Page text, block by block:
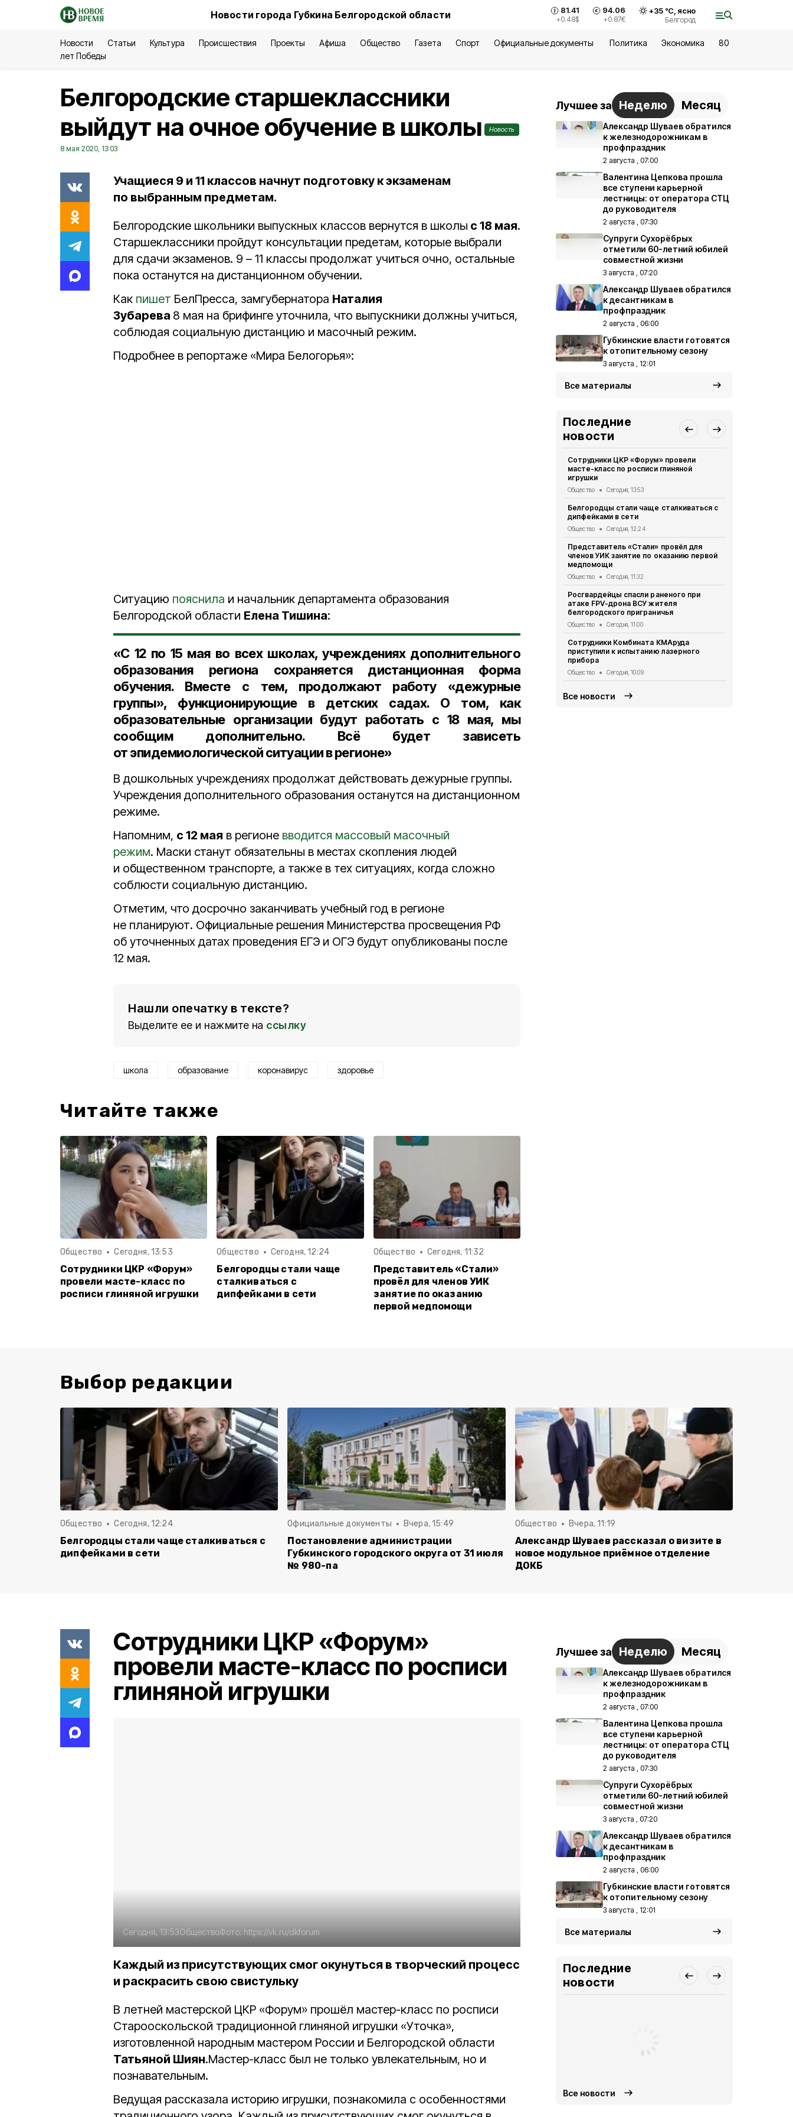
Новости города Губкина Белгородской области 81.41
+0.48$
94.06
+0.87€
+35°С, ясно
Белгород
Новости Статьи Культура Происшествия Проекты Афиша Общество Газета Спорт Официальные документы Политика Экономика
80
лет Победы
Белгородские старшеклассники
выйдут на очное обучение в школы
Новость
8 мая 2020, 13:03
Учащиеся 9 и 11 классов начнут подготовку к экзаменам
по выбранным предметам.
Белгородские школьники выпускных классов вернутся в школы с 18 мая.
Старшеклассники пройдут консультации предетам, которые выбрали
для сдачи экзаменов. 9 – 11 классы продолжат учиться очно, остальные
пока останутся на дистанционном обучении.
Как пишет БелПресса, замгубернатора Наталия
Зубарева 8 мая на брифинге уточнила, что выпускники должны учиться,
соблюдая социальную дистанцию и масочный режим.
Подробнее в репортаже «Мира Белогорья»:
Ситуацию пояснила и начальник департамента образования
Белгородской области Елена Тишина:
«С 12 по 15 мая во всех школах, учреждениях дополнительного
образования региона сохраняется дистанционная форма
обучения. Вместе с тем, продолжают работу «дежурные
группы», функционирующие в детских садах. О том, как
образовательные организации будут работать с 18 мая, мы
сообщим дополнительно. Всё будет зависеть
от эпидемиологической ситуации в регионе»
В дошкольных учреждениях продолжат действовать дежурные группы.
Учреждения дополнительного образования останутся на дистанционном
режиме.
Напомним, с 12 мая в регионе вводится массовый масочный
режим. Маски станут обязательны в местах скопления людей
и общественном транспорте, а также в тех ситуациях, когда сложно
соблюсти социальную дистанцию.
Отметим, что досрочно заканчивать учебный год в регионе
не планируют. Официальные решения Министерства просвещения РФ
об уточненных датах проведения ЕГЭ и ОГЭ будут опубликованы после
12 мая.
Нашли опечатку в тексте?
Выделите ее и нажмите на ссылку
школа образование коронавирус здоровье
Читайте также
Общество Сегодня, 13:53
Сотрудники ЦКР «Форум»
провели масте-класс по
росписи глиняной игрушки
Общество Сегодня, 12:24
Белгородцы стали чаще
сталкиваться с
дипфейками в сети
Общество Сегодня, 11:32
Представитель «Стали»
провёл для членов УИК
занятие по оказанию
первой медпомощи
Лучшее за Неделю Месяц
Александр Шуваев обратился
к железнодорожникам в
профпраздник
2 августа , 07:00
Валентина Цепкова прошла
все ступени карьерной
лестницы: от оператора СТЦ
до руководителя
2 августа , 07:30
Супруги Сухорёбрых
отметили 60-летний юбилей
совместной жизни
3 августа , 07:20
Александр Шуваев обратился
к десантникам в
профпраздник
2 августа , 06:00
Губкинские власти готовятся
к отопительному сезону
3 августа , 12:01
Все материалы
Последние
новости
Сотрудники ЦКР «Форум» провели
масте-класс по росписи глиняной
игрушки
Общество Сегодня, 13:53
Белгородцы стали чаще сталкиваться с
дипфейками в сети
Общество Сегодня, 12:24
Представитель «Стали» провёл для
членов УИК занятие по оказанию первой
медпомощи
Общество Сегодня, 11:32
Росгвардейцы спасли раненого при
атаке FPV-дрона ВСУ жителя
белгородского приграничья
Общество Сегодня, 11:00
Сотрудники Комбината КМАруда
приступили к испытанию лазерного
прибора
Общество Сегодня, 10:09
Все новости
Выбор редакции
Общество Сегодня, 12:24
Белгородцы стали чаще сталкиваться с
дипфейками в сети
Официальные документы Вчера, 15:49
Постановление администрации
Губкинского городского округа от 31 июля
№ 980-па
Общество Вчера, 11:19
Александр Шуваев рассказал о визите в
новое модульное приёмное отделение
ДОКБ
Сотрудники ЦКР «Форум»
провели масте-класс по росписи
глиняной игрушки
Сегодня, 13:53ОбществоФото: https://vk.ru/dkforum
Каждый из присутствующих смог окунуться в творческий процесс
и раскрасить свою свистульку
В летней мастерской ЦКР «Форум» прошёл мастер-класс по росписи
Старооскольской традиционной глиняной игрушки «Уточка»,
изготовленной народным мастером России и Белгородской области
Татьяной Шиян.Мастер-класс был не только увлекательным, но и
познавательным.
Ведущая рассказала историю игрушки, познакомила с особенностями
Лучшее за Неделю Месяц
Александр Шуваев обратился
к железнодорожникам в
профпраздник
2 августа , 07:00
Валентина Цепкова прошла
все ступени карьерной
лестницы: от оператора СТЦ
до руководителя
2 августа , 07:30
Супруги Сухорёбрых
отметили 60-летний юбилей
совместной жизни
3 августа , 07:20
Александр Шуваев обратился
к десантникам в
профпраздник
2 августа , 06:00
Губкинские власти готовятся
к отопительному сезону
3 августа , 12:01
Все материалы
Последние
новости
Все новости